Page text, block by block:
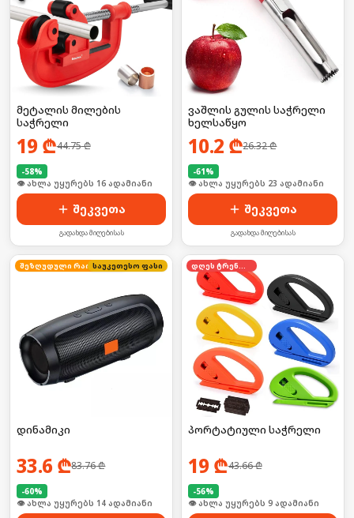
მეტალის მილების
საჭრელი
19 ₾44.75₾
-58%
🛒 ბოლო 24სთ-ში იყიდა 21-მა
შეკვეთა
გადახდა მიღებისას
ვაშლის გულის საჭრელი
ხელსაწყო
10.2 ₾26.32₾
-61%
🛒 ბოლო 24სთ-ში იყიდა 31-მა
შეკვეთა
გადახდა მიღებისას
შეზღუდული რაოდენობა
საუკეთესო ფასი
დინამიკი
33.6 ₾83.76₾
-60%
🛒 ბოლო 24სთ-ში იყიდა 19-მა
პორტატიული საჭრელი
19 ₾43.66₾
-56%
🛒 ბოლო 24სთ-ში იყიდა 14-მა